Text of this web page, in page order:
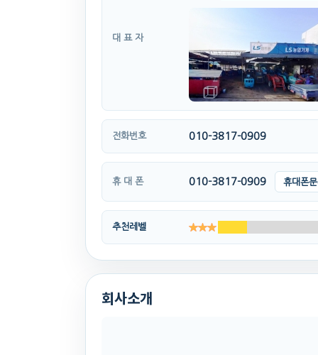
대 표 자
전화번호 010-3817-0909
휴 대 폰 010-3817-0909 휴대폰
추천레벨
회사소개